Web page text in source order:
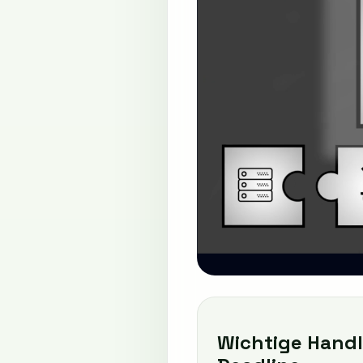
Wichtige